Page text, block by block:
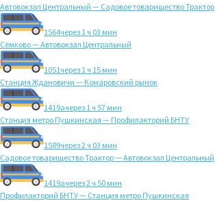
Автовокзал Центральный — Садовое товарищество Трактор
1564через 1 ч 03 мин
Сёмково — Автовокзал Центральный
1051через 1 ч 15 мин
Станция Ждановичи — Комаровский рынок
1419ачерез 1 ч 57 мин
Станция метро Пушкинская — Профилакторий БНТУ
1589через 2 ч 03 мин
Садовое товарищество Трактор — Автовокзал Центральный
1419ачерез 2 ч 50 мин
Профилакторий БНТУ — Станция метро Пушкинская